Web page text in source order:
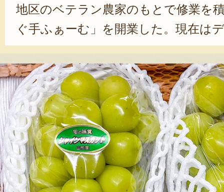
地区のベテラン農家のもとで修業を
ぐ手ふぁーむ」を開業した。現在は
インマスカットの園地を管理し、さ
園地も育成中。毎年確かな手応えを
みを進めている。今後について、会
ふぁーむのブランド力を高め、味も
ただけるような商品づくりに励みま